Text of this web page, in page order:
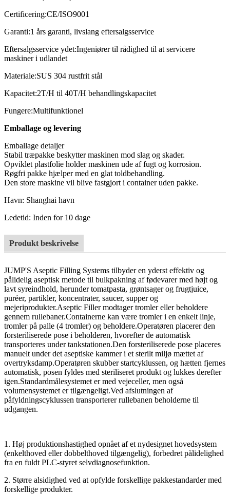
Certificering:CE/ISO9001
Garanti:1 års garanti, livslang eftersalgsservice
Eftersalgsservice ydet:Ingeniører til rådighed til at servicere
maskiner i udlandet
Materiale:SUS 304 rustfrit stål
Kapacitet:2T/H til 40T/H behandlingskapacitet
Fungere:Multifunktionel
Emballage og levering
Emballage detaljer
Stabil træpakke beskytter maskinen mod slag og skader.
Opviklet plastfolie holder maskinen ude af fugt og korrosion.
Røgfri pakke hjælper med en glat toldbehandling.
Den store maskine vil blive fastgjort i container uden pakke.
Havn: Shanghai havn
Ledetid: Inden for 10 dage
Produkt beskrivelse
JUMP'S Aseptic Filling Systems tilbyder en yderst effektiv og
pålidelig aseptisk metode til bulkpakning af fødevarer med højt og
lavt syreindhold, herunder tomatpasta, grøntsager og frugtjuice,
puréer, partikler, koncentrater, saucer, supper og
mejeriprodukter.Aseptic Filler modtager tromler eller beholdere
gennem rullebaner.Containerne kan være tromler i en enkelt linje,
tromler på palle (4 tromler) og beholdere.Operatøren placerer den
forsteriliserede pose i beholderen, hvorefter de automatisk
transporteres under tankstationen.Den forsteriliserede pose placeres
manuelt under det aseptiske kammer i et sterilt miljø mættet af
overtryksdamp.Operatøren skubber startcyklussen, og hætten fjernes
automatisk, posen fyldes med steriliseret produkt og lukkes derefter
igen.Standardmålesystemet er med vejeceller, men også
volumensystemet er tilgængeligt.Ved afslutningen af ​​
påfyldningscyklussen transporterer rullebanen beholderne til
udgangen.
1. Høj produktionshastighed opnået af et nydesignet hovedsystem
(enkelthoved eller dobbelthoved tilgængelig), forbedret pålidelighed
fra en fuldt PLC-styret selvdiagnosefunktion.
2. Større alsidighed ved at opfylde forskellige pakkestandarder med
forskellige produkter.